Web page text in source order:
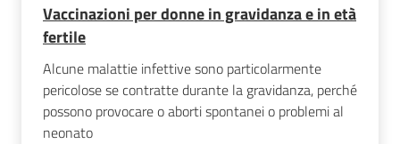
Vaccinazioni per donne in gravidanza e in età
fertile
Alcune malattie infettive sono particolarmente
pericolose se contratte durante la gravidanza, perché
possono provocare o aborti spontanei o problemi al
neonato